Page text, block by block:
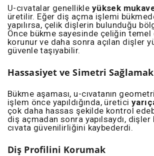
U-cıvatalar genellikle yüksek
üretilir. Eğer diş açma işlemi
yapılırsa, çelik dişlerin bulunduğu
Önce bükme sayesinde çeliğin temel
korunur ve daha sonra açılan dişler
güvenle taşıyabilir.
Hassasiyet ve Simetri Sağlamak
Bükme aşaması, u-cıvatanın
işlem önce yapıldığında, üretici
çok daha hassas şekilde kontrol
diş açmadan sonra yapılsaydı, dişler
cıvata güvenilirliğini kaybederdi.
Diş Profilini Korumak